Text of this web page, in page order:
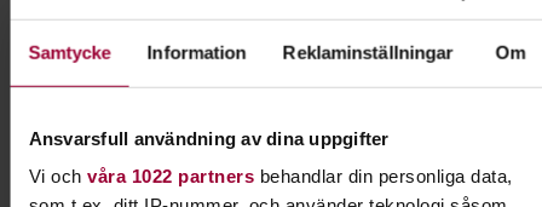
Samtycke Information Reklaminställningar Om
Ansvarsfull användning av dina uppgifter
Vi och våra 1022 partnersbehandlar din personliga data,
Välkommen till Ludvika BK!
Dalarna@studieframjandet.se
efter inbetalning och be om